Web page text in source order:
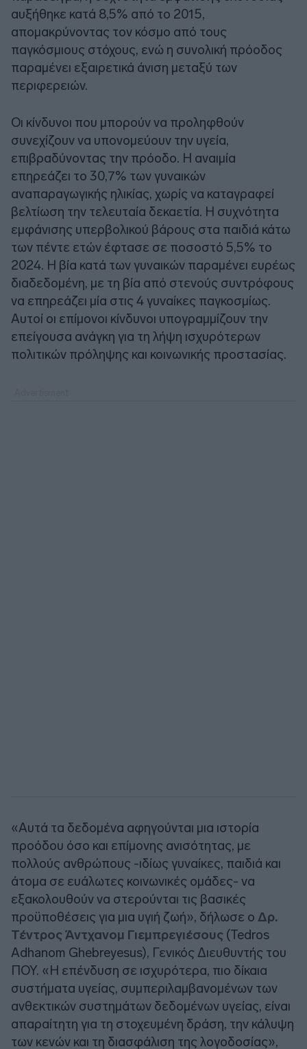
αυξήθηκε κατά 8,5% από το 2015,
απομακρύνοντας τον κόσμο από τους
παγκόσμιους στόχους, ενώ η συνολική πρόοδος
παραμένει εξαιρετικά άνιση μεταξύ των
περιφερειών.
Οι κίνδυνοι που μπορούν να προληφθούν
συνεχίζουν να υπονομεύουν την υγεία,
επιβραδύνοντας την πρόοδο. Η αναιμία
επηρεάζει το 30,7% των γυναικών
αναπαραγωγικής ηλικίας, χωρίς να καταγραφεί
βελτίωση την τελευταία δεκαετία. Η συχνότητα
εμφάνισης υπερβολικού βάρους στα παιδιά κάτω
των πέντε ετών έφτασε σε ποσοστό 5,5% το
2024. Η βία κατά των γυναικών παραμένει ευρέως
διαδεδομένη, με τη βία από στενούς συντρόφους
να επηρεάζει μία στις 4 γυναίκες παγκοσμίως.
Αυτοί οι επίμονοι κίνδυνοι υπογραμμίζουν την
επείγουσα ανάγκη για τη λήψη ισχυρότερων
πολιτικών πρόληψης και κοινωνικής προστασίας.
«Αυτά τα δεδομένα αφηγούνται μια ιστορία
προόδου όσο και επίμονης ανισότητας, με
πολλούς ανθρώπους -ιδίως γυναίκες, παιδιά και
άτομα σε ευάλωτες κοινωνικές ομάδες- να
εξακολουθούν να στερούνται τις βασικές
προϋποθέσεις για μια υγιή ζωή», δήλωσε ο Δρ.
Τέντρος Άντχανομ Γιεμπρεγιέσους (Tedros
Adhanom Ghebreyesus), Γενικός Διευθυντής του
ΠΟΥ. «Η επένδυση σε ισχυρότερα, πιο δίκαια
συστήματα υγείας, συμπεριλαμβανομένων των
ανθεκτικών συστημάτων δεδομένων υγείας, είναι
απαραίτητη για τη στοχευμένη δράση, την κάλυψη
των κενών και τη διασφάλιση της λογοδοσίας»,